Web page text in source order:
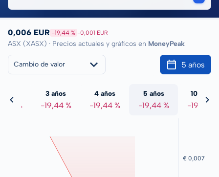
0,006 EUR -19,44 % -0,001 EUR
ASX (XASX) · Precios actuales y gráficos en MoneyPeak
Cambio de valor 5 años
%
3 años
-19,44 %
4 años
-19,44 %
5 años
-19,44 %
10 años
-19,44 %